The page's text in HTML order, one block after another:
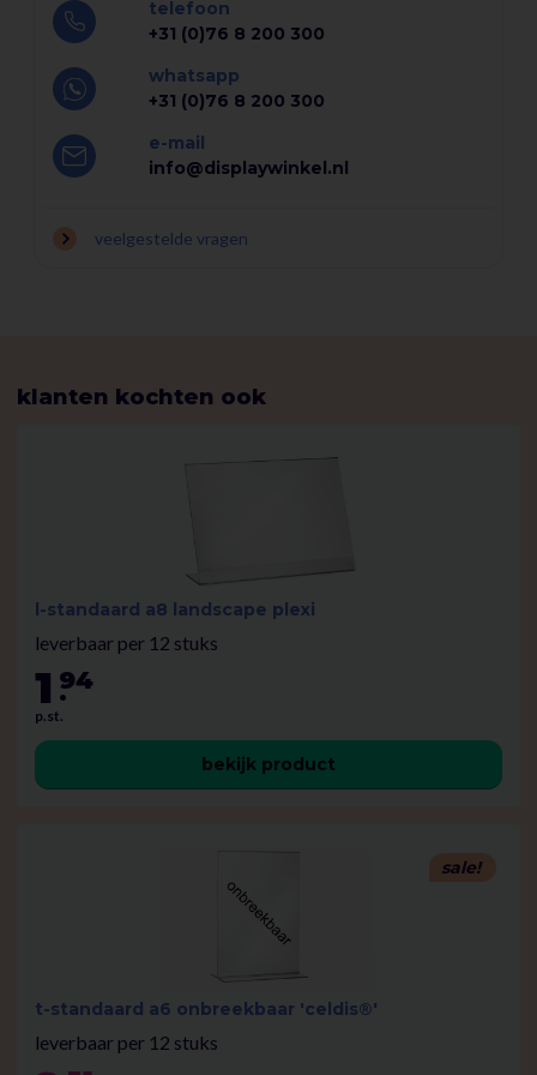
Bij Displaywinkel produceren we zelf deze kaarthouders van
transparant acrylaat, zodat u altijd kunt rekenen op een
duurzame en stijlvolle presentatieoplossing. Bestel vandaag
het verdient!
telefoon
+31 (0)76 8 200 300
whatsapp
+31 (0)76 8 200 300
e-mail
info@displaywinkel.nl
veelgestelde vragen
klanten kochten ook
l-standaard a8 landscape plexi
leverbaar per 12 stuks
1 .
94
p.st.
bekijk product
t-standaard a6 onbreekbaar 'celdis®'
leverbaar per 12 stuks
sale!